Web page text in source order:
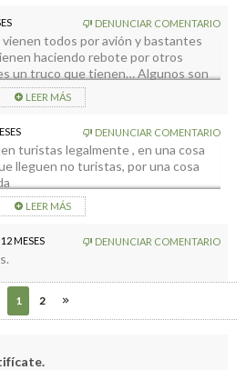
DENUNCIAR COMENTARIO
vienen todos por avión y bastantes
haciendo rebote por otros
un truco que tienen… Algunos son
otros a vivir de ayudas, o pedir el
“tu tierra” allende los mares…
LEER MÁS
DENUNCIAR COMENTARIO
turistas legalmente , en una cosa
lleguen no turistas, por una cosa
LEER MÁS
MESES DENUNCIAR COMENTARIO
1 2